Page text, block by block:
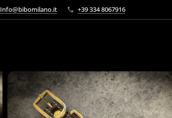
Info@bibomilano.it +39 334 8067916